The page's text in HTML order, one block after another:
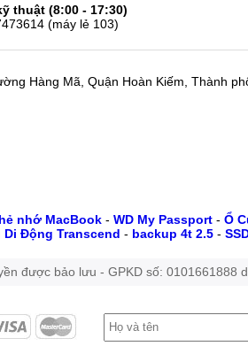
thuật (8:00 - 17:30)
(máy lẻ 103)
Hàng Mã, Quận Hoàn Kiếm, Thành
nhớ MacBook -WD My Passport -Ổ
Di Động Transcend - backup 4t 2.5 -
được bảo lưu - GPKD số: 0101661888